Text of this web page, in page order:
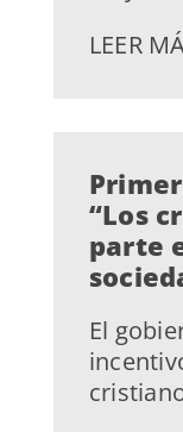
LEER
“Los
parte
El